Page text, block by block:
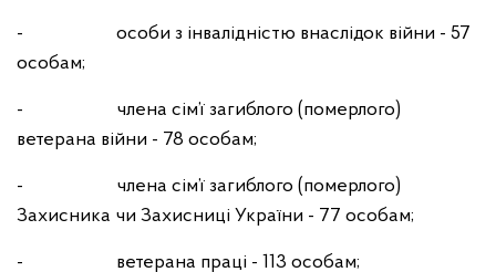
- особи з інвалідністю внаслідок війни - 57
особам;
- члена сім’ї загиблого (померлого)
ветерана війни - 78 особам;
- члена сім’ї загиблого (померлого)
Захисника чи Захисниці України - 77 особам;
- ветерана праці - 113 особам;